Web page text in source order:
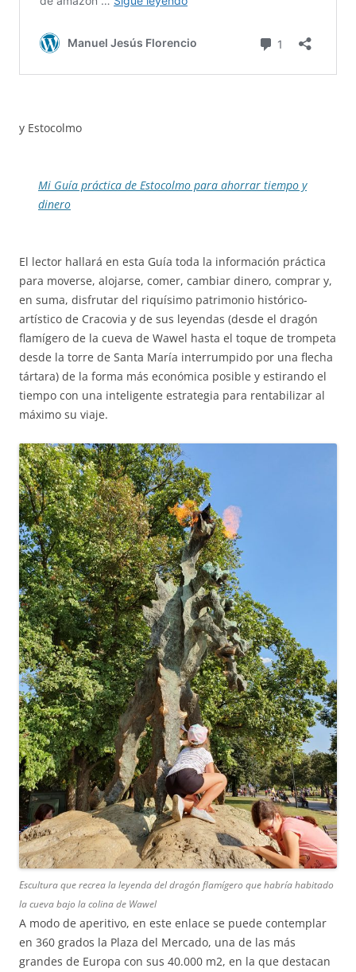
y Estocolmo
Mi Guía práctica de Estocolmo para ahorrar tiempo y
dinero
El lector hallará en esta Guía toda la información práctica
para moverse, alojarse, comer, cambiar dinero, comprar y,
en suma, disfrutar del riquísimo patrimonio histórico-
artístico de Cracovia y de sus leyendas (desde el dragón
flamígero de la cueva de Wawel hasta el toque de trompeta
desde la torre de Santa María interrumpido por una flecha
tártara) de la forma más económica posible y estirando el
tiempo con una inteligente estrategia para rentabilizar al
máximo su viaje.
Escultura que recrea la leyenda del dragón flamígero que habría habitado
la cueva bajo la colina de Wawel
A modo de aperitivo, en este enlace se puede contemplar
en 360 grados la Plaza del Mercado, una de las más
grandes de Europa con sus 40.000 m2, en la que destacan